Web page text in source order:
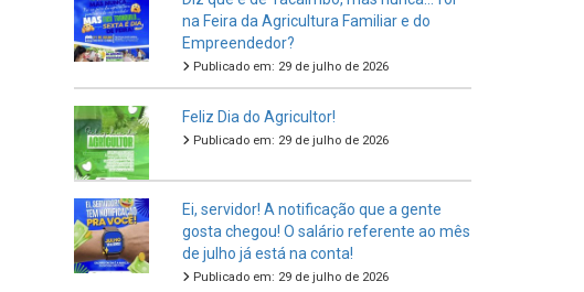
na Feira da Agricultura Familiar e do
Empreendedor?
Publicado em: 29 de julho de 2026
Feliz Dia do Agricultor!
Publicado em: 29 de julho de 2026
Ei, servidor! A notificação que a gente
gosta chegou! O salário referente ao mês
de julho já está na conta!
Publicado em: 29 de julho de 2026